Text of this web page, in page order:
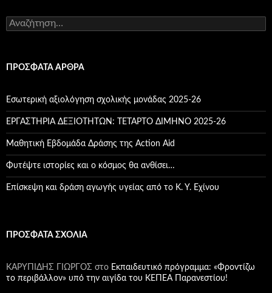
Αναζήτηση
για:
ΠΡΌΣΦΑΤΑ ΆΡΘΡΑ
Εσωτερική αξιολόγηση σχολικής μονάδας 2025-26
ΕΡΓΑΣΤΗΡΙΑ ΔΕΞΙΟΤΗΤΩΝ: ΤΕΤΑΡΤΟ ΔΙΜΗΝΟ 2025-26
Μαθητική Εβδομάδα Δράσης της Action Aid
Φυτέψτε ιστορίες και ο κόσμος θα ανθίσει…
Επίσκεψη και δράση αγωγής υγείας από το Κ. Υ. Εχίνου
ΠΡΌΣΦΑΤΑ ΣΧΌΛΙΑ
ΚΑΡΥΠΙΔΗΣ ΓΙΩΡΓΟΣ στο Εκπαιδευτικό πρόγραμμα: «Φροντίζω
το περιβάλλον» υπό την αιγίδα του ΚΕΠΕΑ Παρανεστίου!